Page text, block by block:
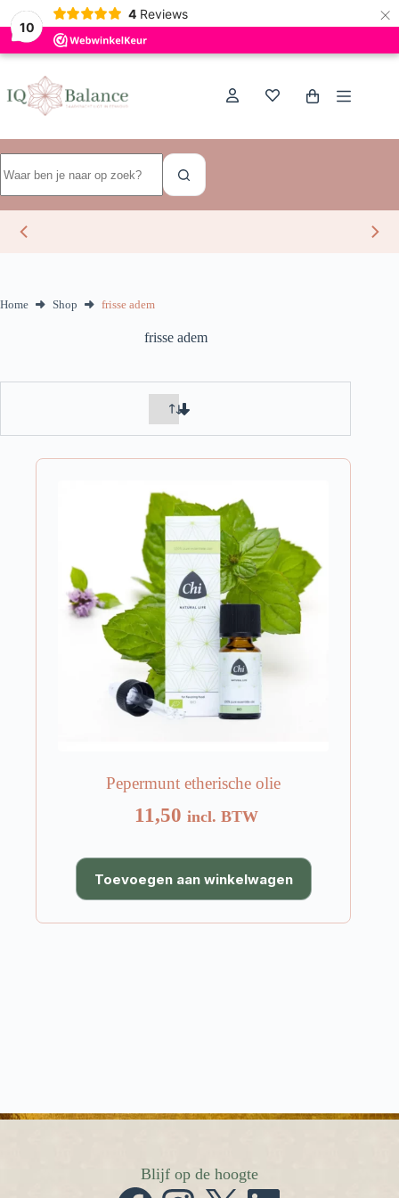
10
4 Reviews ×
Ga
de
inhoud
Winkelwagen
resultaten
Home Shop frisse adem
frisse adem
Pepermunt etherische olie
11,50 incl. BTW
Toevoegen aan winkelwagen
Blijf op de hoogte